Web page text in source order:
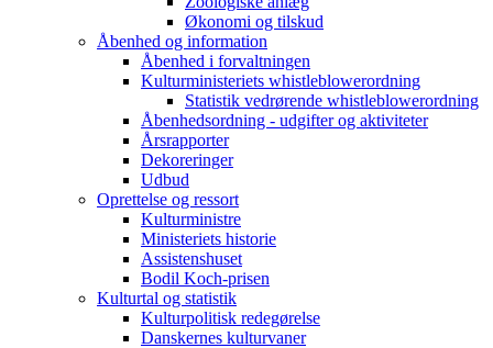
Økonomi og tilskud
Åbenhed og information
Åbenhed i forvaltningen
Kulturministeriets whistleblowerordning
Statistik vedrørende whistleblowerordning
Åbenhedsordning - udgifter og aktiviteter
Årsrapporter
Dekoreringer
Udbud
Oprettelse og ressort
Kulturministre
Ministeriets historie
Assistenshuset
Bodil Koch-prisen
Kulturtal og statistik
Kulturpolitisk redegørelse
Danskernes kulturvaner